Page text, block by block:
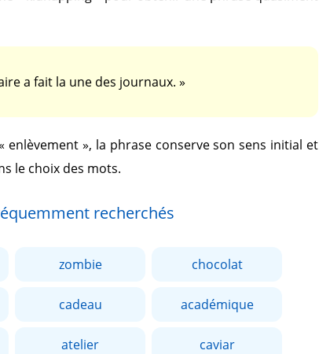
a fait la une des journaux. »
enlèvement », la phrase conserve son sens initial et
le choix des mots.
recherchés
zombie chocolat
cadeau académique
atelier caviar